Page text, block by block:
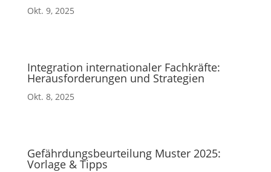
Okt. 9, 2025
Integration internationaler Fachkräfte:
Herausforderungen und Strategien
Okt. 8, 2025
Gefährdungsbeurteilung Muster 2025:
Vorlage & Tipps